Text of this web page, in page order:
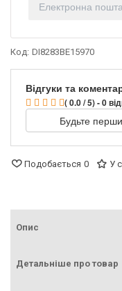
Код: DI8283BE15970
Відгуки та
( 0.0 / 5) - 0
Будьте
Подобається 0 У
Опис
Детальніше про товар